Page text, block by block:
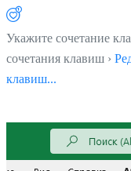
Укажите сочетание
сочетания клавиш ›
клавиш...